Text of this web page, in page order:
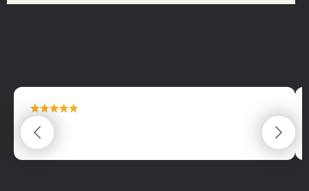
maximální spokojenost
22.06.2025